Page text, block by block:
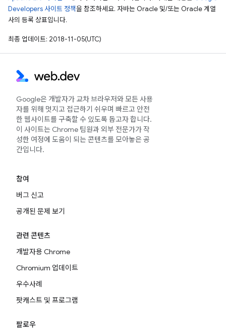
Developers 사이트 정책을 참조하세요. 자바는 Oracle 및/또는 Oracle 계열
사의 등록 상표입니다.
최종 업데이트: 2018-11-05(UTC)
Google은 개발자가 교차 브라우저와 모든 사용
자를 위해 멋지고 접근하기 쉬우며 빠르고 안전
한 웹사이트를 구축할 수 있도록 돕고자 합니다.
이 사이트는 Chrome 팀원과 외부 전문가가 작
성한 여정에 도움이 되는 콘텐츠를 모아놓은 공
간입니다.
참여
버그 신고
공개된 문제 보기
관련 콘텐츠
개발자용 Chrome
Chromium 업데이트
우수사례
팟캐스트 및 프로그램
팔로우